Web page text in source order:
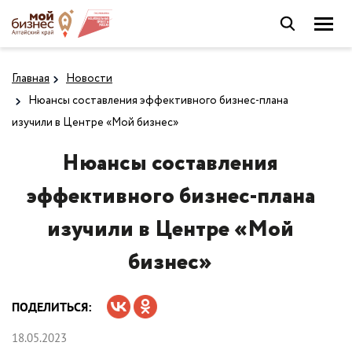
Главная
Новости
Нюансы составления эффективного бизнес-плана
изучили в Центре «Мой бизнес»
Нюансы составления
эффективного бизнес-плана
изучили в Центре «Мой
бизнес»
ПОДЕЛИТЬСЯ:
18.05.2023